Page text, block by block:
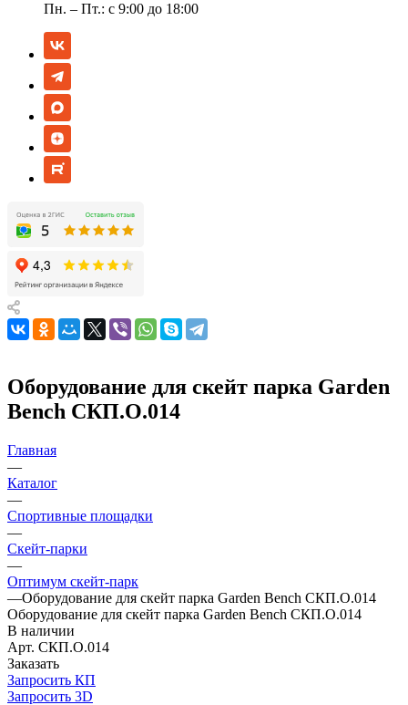
Пн. – Пт.: с 9:00 до 18:00
Оборудование для скейт парка Garden
Bench СКП.О.014
Главная
—
Каталог
—
Спортивные площадки
—
Скейт-парки
—
Оптимум скейт-парк
—Оборудование для скейт парка Garden Bench СКП.О.014
Оборудование для скейт парка Garden Bench СКП.О.014
В наличии
Арт. СКП.О.014
Заказать
Запросить КП
Запросить 3D